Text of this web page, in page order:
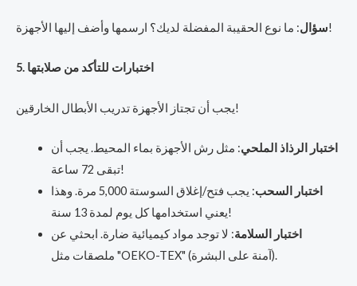
سؤال: ما نوع الحقيبة المفضلة لديك؟ ارسمها وأضف إليها الأجهزة!
5. اختبارات للتأكد من صلابتها
يجب أن تجتاز الأجهزة تدريب الأبطال الخارقين!
اختبار الرذاذ الملحي: مثل رش الأجهزة بماء المحيط. يجب أن
تبقى 72 ساعة!
اختبار السحب
: يجب فتح/إغلاق السوستة 5,000 مرة. وهذا
يعني استخدامها كل يوم لمدة 13 سنة!
اختبار السلامة: لا توجد مواد كيميائية ضارة. ابحثي عن
ملصقات مثل "OEKO-TEX" (آمنة على البشرة).